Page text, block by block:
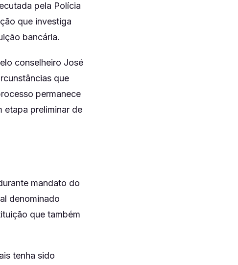
pela Polícia
que investiga
bancária.
conselheiro José
que
permanece
etapa preliminar de
mandato do
denominado
que também
tenha sido